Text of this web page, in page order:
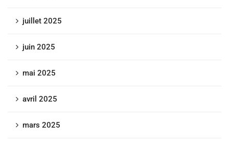
juillet 2025
juin 2025
mai 2025
avril 2025
mars 2025